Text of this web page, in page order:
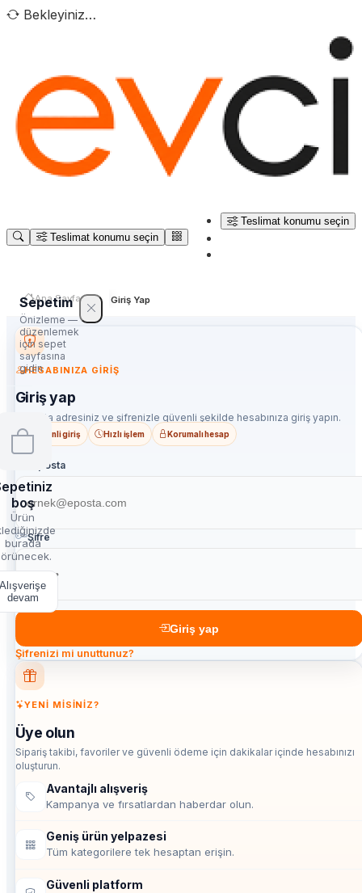
Bekleyiniz…
Teslimat konumu seçin
Teslimat konumu seçin
Sepetim
Önizleme —
düzenlemek
için sepet
sayfasına
gidin
boş
Ürün
burada
Alışverişe
devam
Ana Sayfa Giriş Yap
HESABINIZA GIRIŞ
Giriş yap
E-posta adresiniz ve şifrenizle güvenli şekilde hesabınıza giriş yapın.
Güvenli giriş Hızlı işlem Korumalı hesap
E-posta
Şifre
Giriş yap
Şifrenizi mi unuttunuz?
YENI MISINIZ?
Üye olun
Sipariş takibi, favoriler ve güvenli ödeme için dakikalar içinde hesabınızı
oluşturun.
Avantajlı alışveriş
Kampanya ve fırsatlardan haberdar olun.
Geniş ürün yelpazesi
Tüm kategorilere tek hesaptan erişin.
Güvenli platform